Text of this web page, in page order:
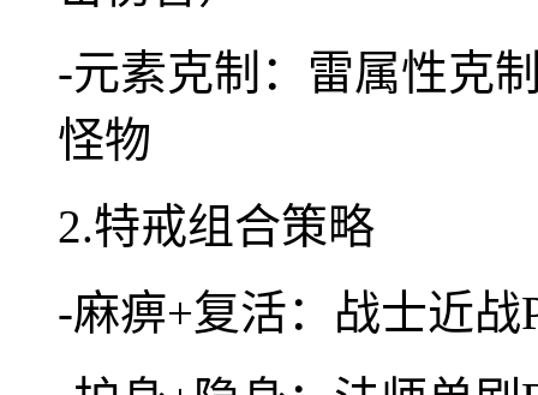
-元素克制：雷属性克
怪物
2.特戒组合策略
-麻痹+复活：战士近战